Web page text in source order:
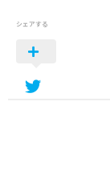
シェアする